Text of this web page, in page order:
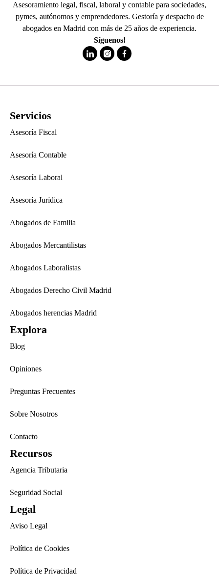
Asesoramiento legal, fiscal, laboral y contable para sociedades,
pymes, autónomos y emprendedores. Gestoría y despacho de
abogados en Madrid con más de 25 años de experiencia.
Síguenos!
Servicios
Asesoría Fiscal
Asesoría Contable
Asesoría Laboral
Asesoría Jurídica
Abogados de Familia
Abogados Mercantilistas
Abogados Laboralistas
Abogados Derecho Civil Madrid
Abogados herencias Madrid
Explora
Blog
Opiniones
Preguntas Frecuentes
Sobre Nosotros
Contacto
Recursos
Agencia Tributaria
Seguridad Social
Legal
Aviso Legal
Política de Cookies
Política de Privacidad